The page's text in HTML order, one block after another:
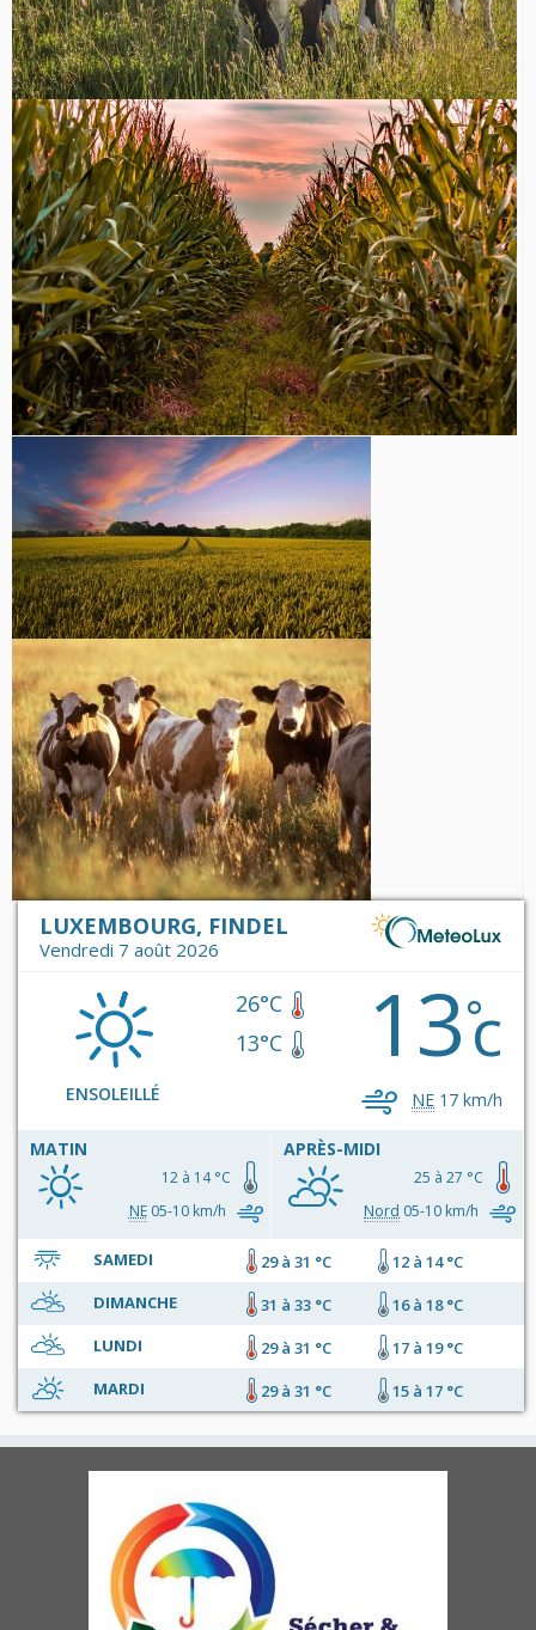
LUXEMBOURG, FINDEL
Vendredi 7 août 2026
ENSOLEILLÉ
26°C
13°C
13°c
NE 17 km/h
MATIN
12 à 14 °C
NE05-10 km/h
APRÈS-MIDI
25 à 27 °C
Nord 05-10 km/h
SAMEDI 29 à 31 °C
12 à 14 °C
DIMANCHE
31 à 33 °C
16 à 18 °C
LUNDI
29 à 31 °C
17 à 19 °C
MARDI
29 à 31 °C 15 à 17 °C